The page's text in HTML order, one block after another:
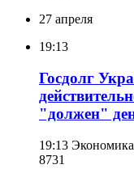
27 апреля
19:13
Госдолг
"должен"
19:13 Экономика
8731